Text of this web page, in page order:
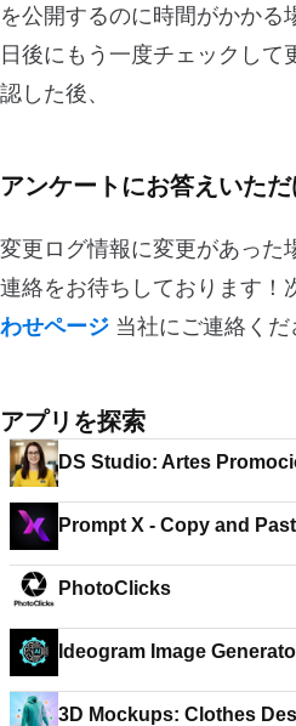
を公開するのに時間がかかる
日後にもう一度チェックして
認した後、
アンケートにお答えいただ
変更ログ情報に変更があった
連絡をお待ちしております！
わせページ 当社にご連絡くだ
アプリを探索
DS Studio: Artes
Prompt X - Copy and
PhotoClicks
Ideogram Image
3D Mockups: Clothes